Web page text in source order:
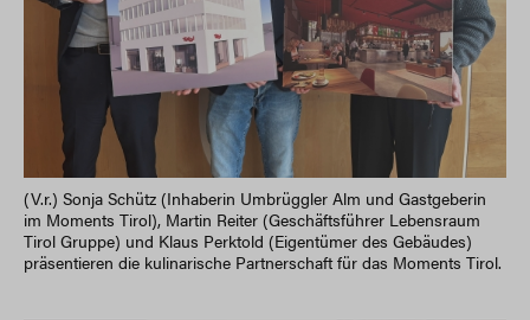
(V.r.) Sonja Schütz (Inhaberin Umbrüggler Alm und Gastgeberin
im Moments Tirol), Martin Reiter (Geschäftsführer Lebensraum
Tirol Gruppe) und Klaus Perktold (Eigentümer des Gebäudes)
präsentieren die kulinarische Partnerschaft für das Moments Tirol.